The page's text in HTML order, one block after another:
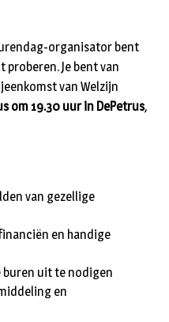
organisator bent
Je bent van
van Welzijn
om 19.30 uur in DePetrus,
van gezellige
en handige
buren uit te nodigen
en